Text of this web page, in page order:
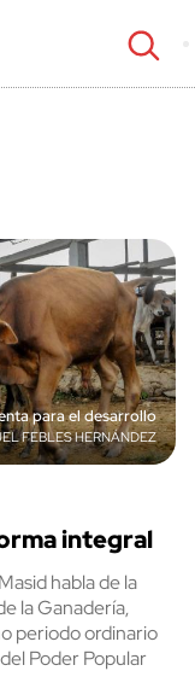
para el desarrollo
FEBLES HERNÁNDEZ
integral
habla de la
la Ganadería,
periodo ordinario
Poder Popular